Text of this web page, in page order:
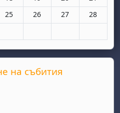
22 юни23 юни
сряда, 24 юни
Няма събития, четвъртък, 25 юни
25 Няма събития, петък, 26
26 Няма събития,
27 Няма
28
29 юни30 юни
на събития
на събития